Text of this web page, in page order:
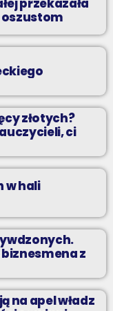
przekazała
złotych?
ci
w hali
z
na apel władz